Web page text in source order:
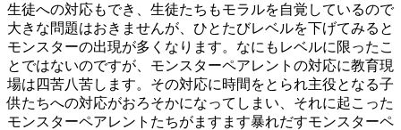
生徒への対応もでき、生徒たちもモラルを自覚しているので
大きな問題はおきませんが、ひとたびレベルを下げてみると
モンスターの出現が多くなります。なにもレベルに限ったこ
とではないのですが、モンスターペアレントの対応に教育現
場は四苦八苦します。その対応に時間をとられ主役となる子
供たちへの対応がおろそかになってしまい、それに起こった
モンスターペアレントたちがますます暴れだすモンスターペ